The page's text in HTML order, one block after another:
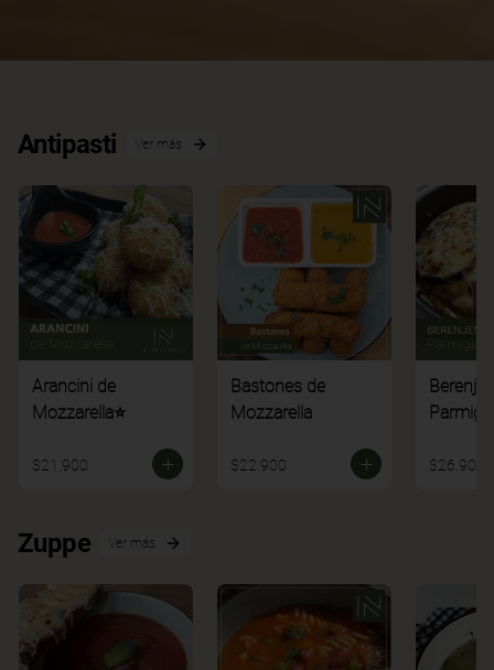
Antipasti Ver más
Arancini de
Mozzarella⭐
$21.900
Bastones de
Mozzarella
$22.900 $26.900
Zuppe Ver más